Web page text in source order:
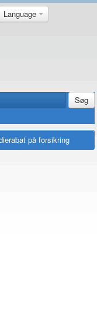
Language
Søg
på forsikring